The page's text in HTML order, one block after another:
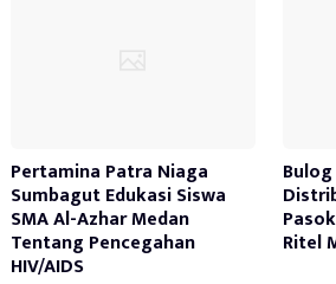
Pertamina Patra Niaga
Sumbagut Edukasi Siswa
SMA Al-Azhar Medan
Tentang Pencegahan
HIV/AIDS
Ritel